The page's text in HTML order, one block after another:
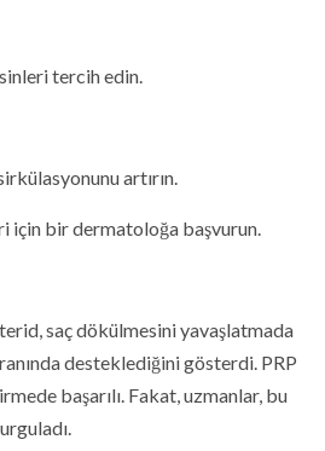
tercih edin.
artırın.
için bir dermatoloğa başvurun.
saç dökülmesini yavaşlatmada
desteklediğini gösterdi. PRP
başarılı. Fakat, uzmanlar, bu